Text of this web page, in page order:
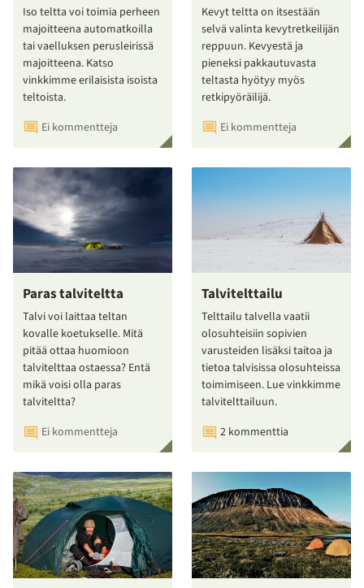
Iso teltta voi toimia perheen
majoitteena automatkoilla
tai vaelluksen perusleirissä
majoitteena. Katso
vinkkimme erilaisista isoista
teltoista.
Ei kommentteja
Kevyt teltta on itsestään
selvä valinta kevytretkeilijän
reppuun. Kevyestä ja
pieneksi pakkautuvasta
teltasta hyötyy myös
retkipyöräilijä.
Ei kommentteja
Paras talviteltta
Talvi voi laittaa teltan
kovalle koetukselle. Mitä
pitää ottaa huomioon
talvitelttaa ostaessa? Entä
mikä voisi olla paras
talviteltta?
Ei kommentteja
Talvitelttailu
Telttailu talvella vaatii
olosuhteisiin sopivien
varusteiden lisäksi taitoa ja
tietoa talvisissa olosuhteissa
toimimiseen. Lue vinkkimme
talvitelttailuun.
2 kommenttia